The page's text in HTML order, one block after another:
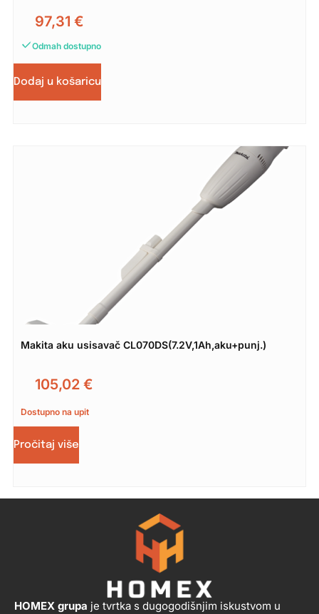
97,31 €
Odmah dostupno
Dodaj u košaricu
Makita aku usisavač CL070DS(7.2V,1Ah,aku+punj.)
105,02 €
Dostupno na upit
Pročitaj više
HOMEX grupa je tvrtka s dugogodišnjim iskustvom u